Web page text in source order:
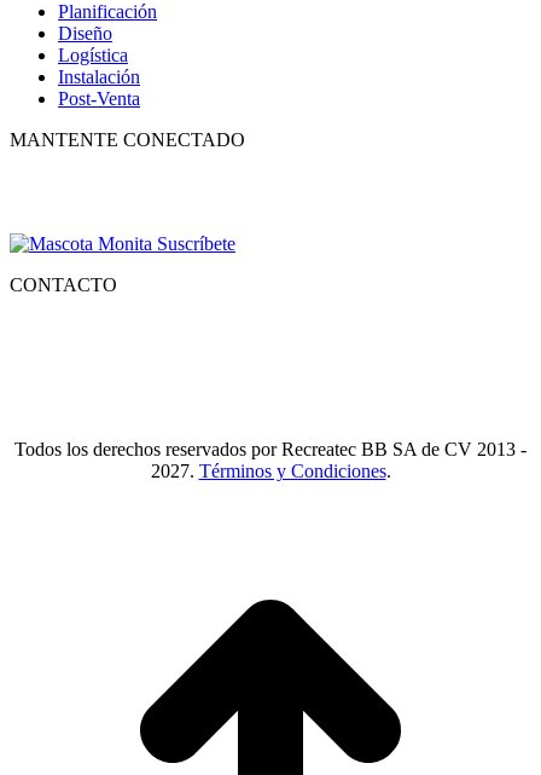
Planificación
Diseño
Logística
Instalación
Post-Venta
MANTENTE CONECTADO
CONTACTO
Todos los derechos reservados por Recreatec BB SA de CV 2013 -
2027. Términos y Condiciones.